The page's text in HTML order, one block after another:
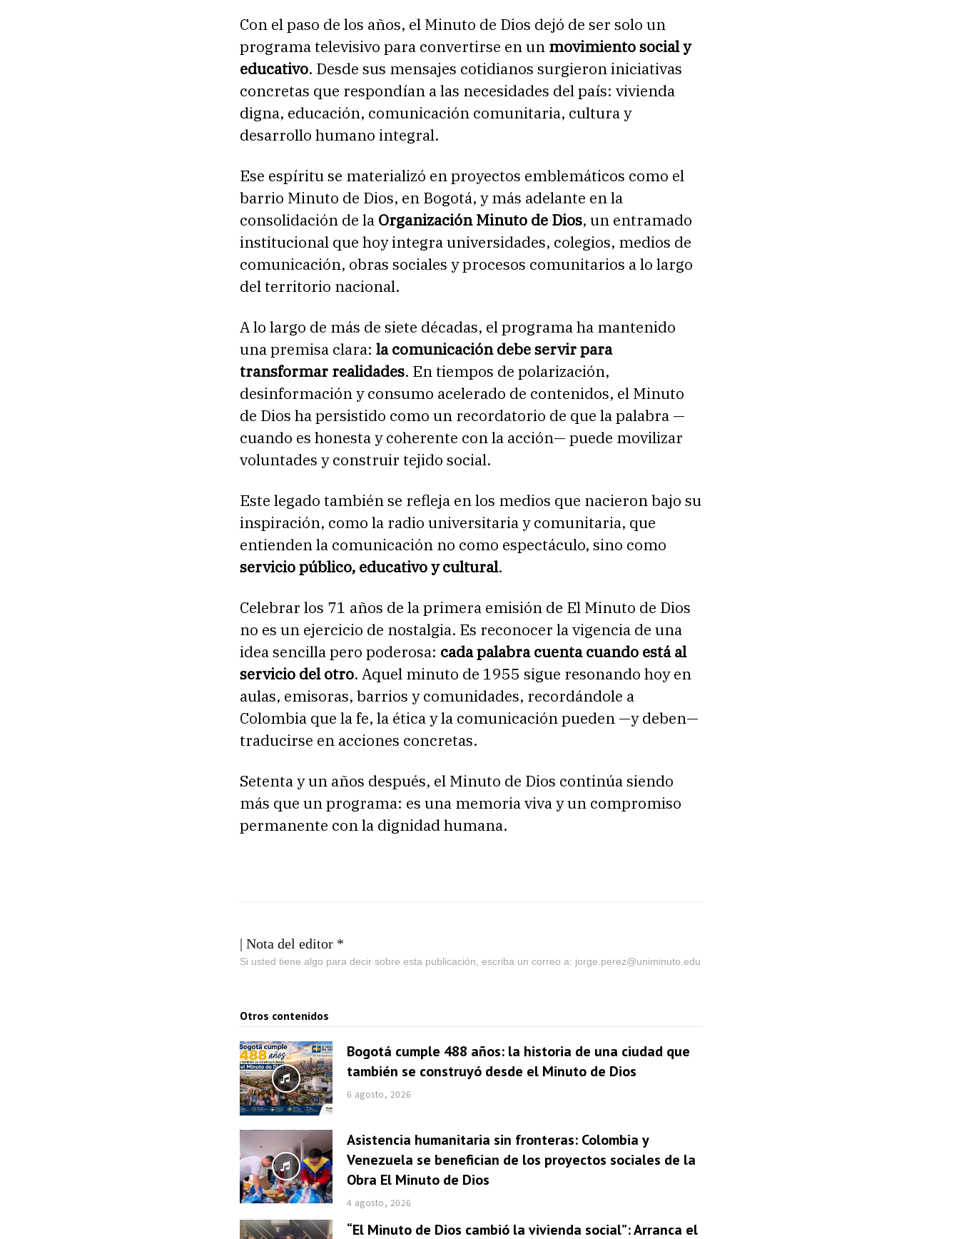
Con el paso de los años, el Minuto de Dios dejó de ser solo un
programa televisivo para convertirse en un movimiento social y
educativo. Desde sus mensajes cotidianos surgieron iniciativas
concretas que respondían a las necesidades del país: vivienda
digna, educación, comunicación comunitaria, cultura y
desarrollo humano integral.
Ese espíritu se materializó en proyectos emblemáticos como el
barrio Minuto de Dios, en Bogotá, y más adelante en la
consolidación de la Organización Minuto de Dios, un entramado
institucional que hoy integra universidades, colegios, medios de
comunicación, obras sociales y procesos comunitarios a lo largo
del territorio nacional.
A lo largo de más de siete décadas, el programa ha mantenido
una premisa clara: la comunicación debe servir para
transformar realidades. En tiempos de polarización,
desinformación y consumo acelerado de contenidos, el Minuto
de Dios ha persistido como un recordatorio de que la palabra —
cuando es honesta y coherente con la acción— puede movilizar
voluntades y construir tejido social.
Este legado también se refleja en los medios que nacieron bajo su
inspiración, como la radio universitaria y comunitaria, que
entienden la comunicación no como espectáculo, sino como
servicio público, educativo y cultural.
Celebrar los 71 años de la primera emisión de El Minuto de Dios
no es un ejercicio de nostalgia. Es reconocer la vigencia de una
idea sencilla pero poderosa: cada palabra cuenta cuando está al
servicio del otro. Aquel minuto de 1955 sigue resonando hoy en
aulas, emisoras, barrios y comunidades, recordándole a
Colombia que la fe, la ética y la comunicación pueden —y deben—
traducirse en acciones concretas.
Setenta y un años después, el Minuto de Dios continúa siendo
más que un programa: es una memoria viva y un compromiso
permanente con la dignidad humana.
| Nota del editor *
Si usted tiene algo para decir sobre esta publicación, escriba un correo a: jorge.perez@uniminuto.edu
Otros contenidos
Bogotá cumple 488 años: la historia de una ciudad que
también se construyó desde el Minuto de Dios
6 agosto, 2026
Asistencia humanitaria sin fronteras: Colombia y
Venezuela se benefician de los proyectos sociales de la
Obra El Minuto de Dios
4 agosto, 2026
“El Minuto de Dios cambió la vivienda social”: Arranca el